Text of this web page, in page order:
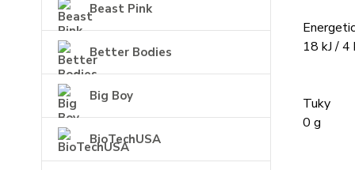
Beast Pink
Better Bodies
Big Boy
BioTechUSA
18 kJ / 4
Tuky
0 g